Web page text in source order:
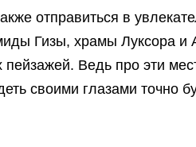
отправиться в
Гизы, храмы Луксора и
Ведь про эти
своими глазами точно